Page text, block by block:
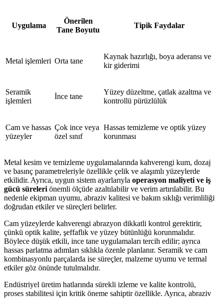
Uygulama
Önerilen
Tane Boyutu
Tipik Faydalar
Metal işlemleri Orta tane
Kaynak hazırlığı, boya aderansı ve
kir giderimi
Seramik
işlemleri
İnce tane
Yüzey düzeltme, çatlak azaltma ve
kontrollü pürüzlülük
Cam ve hassas
yüzeyler
Çok ince veya
özel sınıf
Hassas temizleme ve optik yüzey
korunması
Metal kesim ve temizleme uygulamalarında kahverengi kum, dozaj
ve basınç parametreleriyle özellikle çelik ve alaşımlı yüzeylerde
etkilidir. Ayrıca, uygun sistem ayarlarıyla operasyon maliyeti ve iş
gücü süreleri önemli ölçüde azaltılabilir ve verim artırılabilir. Bu
nedenle ekipman uyumu, abraziv kalitesi ve bakım sıklığı verimliliği
doğrudan etkiler ve süreçleri belirler.
Cam yüzeylerde kahverengi abrazyon dikkatli kontrol gerektirir,
çünkü optik kalite, şeffaflık ve yüzey bütünlüğü korunmalıdır.
Böylece düşük etkili, ince tane uygulamaları tercih edilir; ayrıca
hassas parlatma adımları sıklıkla özenle planlanır. Seramik ve cam
kombinasyonlu parçalarda ise süreçler, malzeme uyumu ve termal
etkiler göz önünde tutulmalıdır.
Endüstriyel üretim hatlarında sürekli izleme ve kalite kontrolü,
proses stabilitesi için kritik öneme sahiptir özellikle. Ayrıca, abraziv